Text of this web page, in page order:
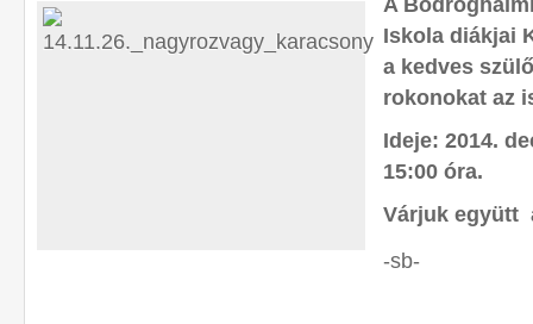
Iskola diákjai
a kedves
rokonokat az
Ideje: 2014.
15:00 óra.
Várjuk együtt
-sb-